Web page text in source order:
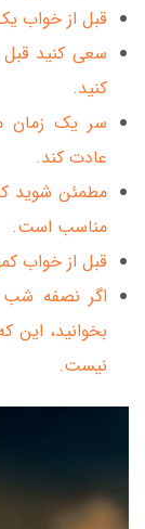
قبل از خواب
سعی کنید قبل
کنید.
سر یک زمان
عادت کند.
مطمئن شوید
مناسب است.
قبل از خواب
اگر نصفه شب
بخوانید، این
نیست.